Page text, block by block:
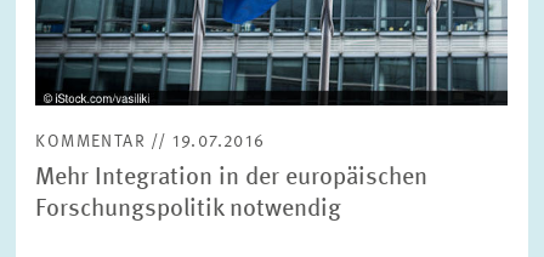
ZURÜCKSETZEN SUCHEN
KOMMENTAR // 19.07.2016
Mehr Integration in der europäischen
Forschungspolitik notwendig